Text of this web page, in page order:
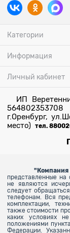
Категории
Информация
Личный кабинет
ИП
г.Оренбург,
место) тел.
"
представленные на
не являются
следует
телефонам. Вся
комплектации,
также стоимости
каких условиях
положениями
Федерации.